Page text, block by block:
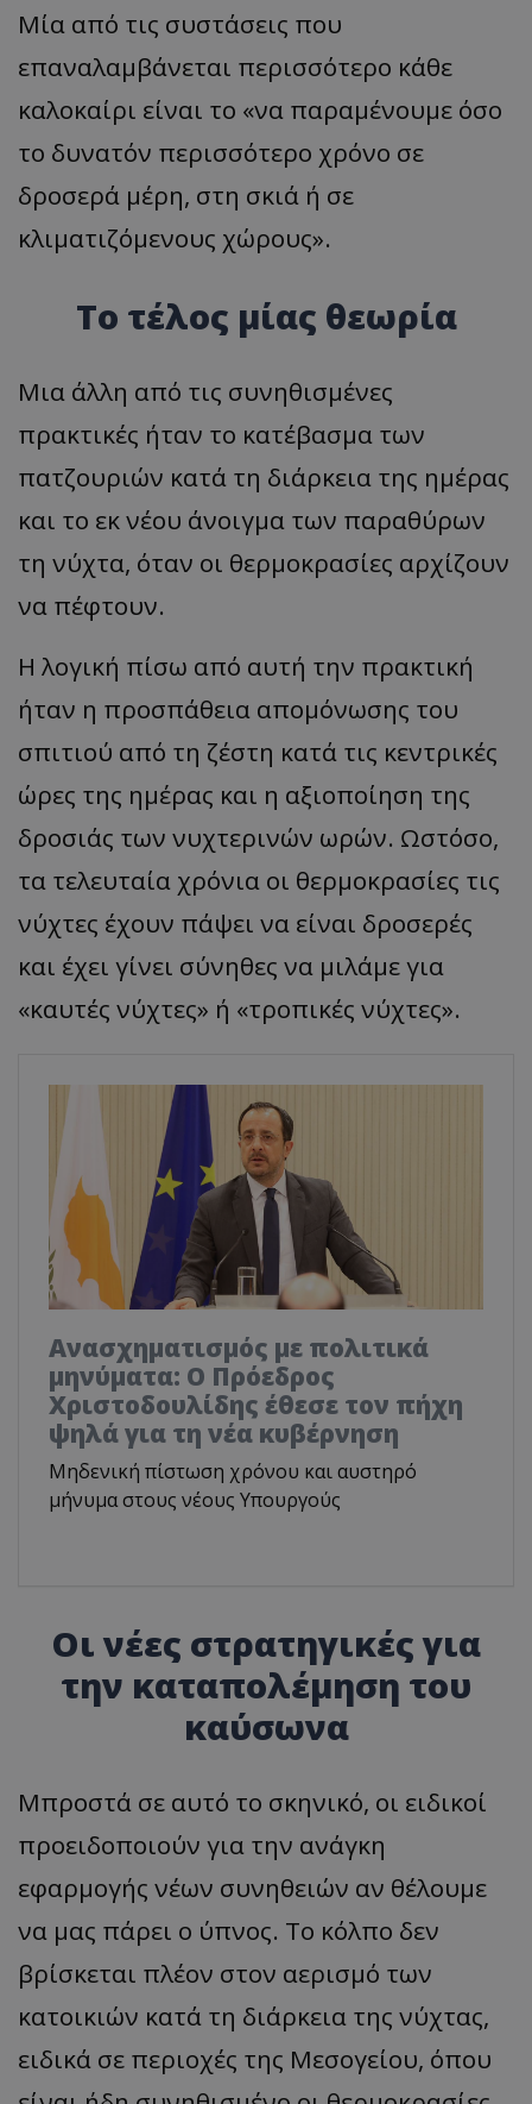
Μία από τις συστάσεις που
επαναλαμβάνεται περισσότερο κάθε
καλοκαίρι είναι το «να παραμένουμε όσο
το δυνατόν περισσότερο χρόνο σε
δροσερά μέρη, στη σκιά ή σε
κλιματιζόμενους χώρους».
Το τέλος μίας θεωρία
Μια άλλη από τις συνηθισμένες
πρακτικές ήταν το κατέβασμα των
πατζουριών κατά τη διάρκεια της ημέρας
και το εκ νέου άνοιγμα των παραθύρων
τη νύχτα, όταν οι θερμοκρασίες αρχίζουν
να πέφτουν.
Η λογική πίσω από αυτή την πρακτική
ήταν η προσπάθεια απομόνωσης του
σπιτιού από τη ζέστη κατά τις κεντρικές
ώρες της ημέρας και η αξιοποίηση της
δροσιάς των νυχτερινών ωρών. Ωστόσο,
τα τελευταία χρόνια οι θερμοκρασίες τις
νύχτες έχουν πάψει να είναι δροσερές
και έχει γίνει σύνηθες να μιλάμε για
«καυτές νύχτες» ή «τροπικές νύχτες».
Ανασχηματισμός με πολιτικά
μηνύματα: Ο Πρόεδρος
Χριστοδουλίδης έθεσε τον πήχη
ψηλά για τη νέα κυβέρνηση
Μηδενική πίστωση χρόνου και αυστηρό
μήνυμα στους νέους Υπουργούς
Οι νέες στρατηγικές για
την καταπολέμηση του
καύσωνα
Μπροστά σε αυτό το σκηνικό, οι ειδικοί
προειδοποιούν για την ανάγκη
εφαρμογής νέων συνηθειών αν θέλουμε
να μας πάρει ο ύπνος. Το κόλπο δεν
βρίσκεται πλέον στον αερισμό των
κατοικιών κατά τη διάρκεια της νύχτας,
ειδικά σε περιοχές της Μεσογείου, όπου